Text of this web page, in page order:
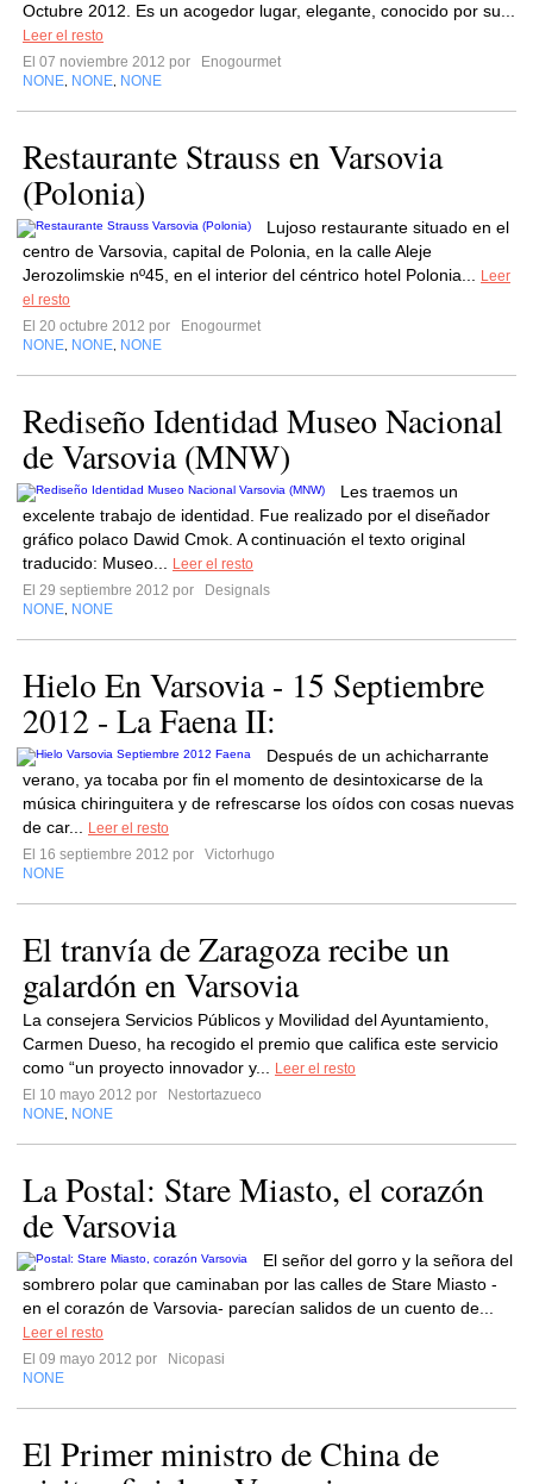
Octubre 2012. Es un acogedor lugar, elegante, conocido por su...
Leer el resto
El 07 noviembre 2012 por
Enogourmet
NONE NONE NONE
Restaurante Strauss en Varsovia
(Polonia)
Lujoso restaurante situado en el
centro de Varsovia, capital de Polonia, en la calle Aleje
Jerozolimskie nº45, en el interior del céntrico hotel Polonia...
Leer
el resto
El 20 octubre 2012 por
Enogourmet
NONE NONE NONE
Rediseño Identidad Museo Nacional
de Varsovia (MNW)
Les traemos un
excelente trabajo de identidad. Fue realizado por el diseñador
gráfico polaco Dawid Cmok. A continuación el texto original
traducido: Museo...
Leer el resto
El 29 septiembre 2012 por
Designals
NONE NONE
Hielo En Varsovia - 15 Septiembre
2012 - La Faena II:
Después de un achicharrante
verano, ya tocaba por fin el momento de desintoxicarse de la
música chiringuitera y de refrescarse los oídos con cosas nuevas
de car...
Leer el resto
El 16 septiembre 2012 por
Victorhugo
NONE
El tranvía de Zaragoza recibe un
galardón en Varsovia
La consejera Servicios Públicos y Movilidad del Ayuntamiento,
Carmen Dueso, ha recogido el premio que califica este servicio
como “un proyecto innovador y...
Leer el resto
El 10 mayo 2012 por
Nestortazueco
NONE NONE
La Postal: Stare Miasto, el corazón
de Varsovia
El señor del gorro y la señora del
sombrero polar que caminaban por las calles de Stare Miasto -
en el corazón de Varsovia- parecían salidos de un cuento de...
Leer el resto
El 09 mayo 2012 por
Nicopasi
NONE
El Primer ministro de China de